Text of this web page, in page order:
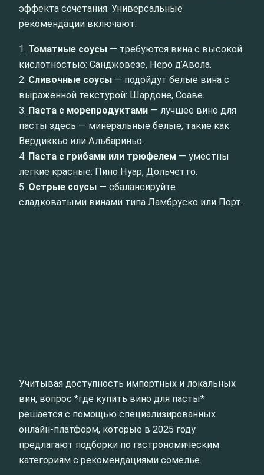
эффекта сочетания. Универсальные
рекомендации включают:
1. Томатные соусы — требуются вина с высокой
кислотностью: Санджовезе, Неро д’Авола.
2. Сливочные соусы — подойдут белые вина с
выраженной текстурой: Шардоне, Соаве.
3. Паста с морепродуктами — лучшее вино для
пасты здесь — минеральные белые, такие как
Вердиккьо или Альбариньо.
4. Паста с грибами или трюфелем — уместны
легкие красные: Пино Нуар, Дольчетто.
5. Острые соусы — сбалансируйте
сладковатыми винами типа Ламбруско или Порт.
Учитывая доступность импортных и локальных
вин, вопрос *где купить вино для пасты*
решается с помощью специализированных
онлайн-платформ, которые в 2025 году
предлагают подборки по гастрономическим
категориям с рекомендациями сомелье.